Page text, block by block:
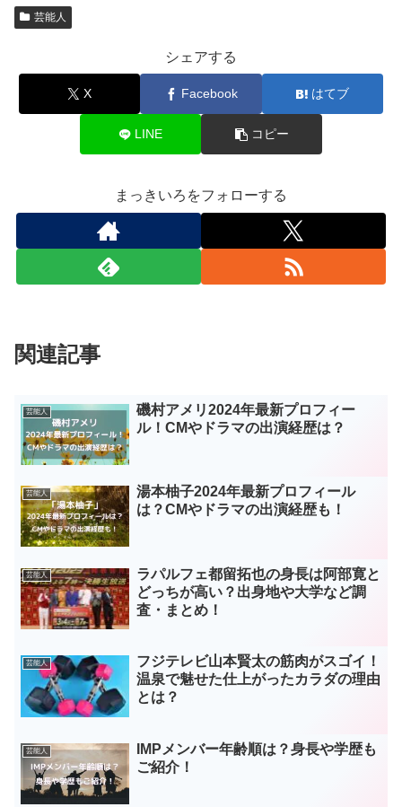
芸能人
シェアする
X Facebook はてブ
LINE コピー
まっきいろをフォローする
関連記事
芸能人
磯村アメリ2024年最新プロフィー
ル！CMやドラマの出演経歴は？
芸能人
湯本柚子2024年最新プロフィール
は？CMやドラマの出演経歴も！
芸能人
ラパルフェ都留拓也の身長は阿部寛と
どっちが高い？出身地や大学など調
査・まとめ！
芸能人
フジテレビ山本賢太の筋肉がスゴイ！
温泉で魅せた仕上がったカラダの理由
とは？
芸能人
IMPメンバー年齢順は？身長や学歴も
ご紹介！